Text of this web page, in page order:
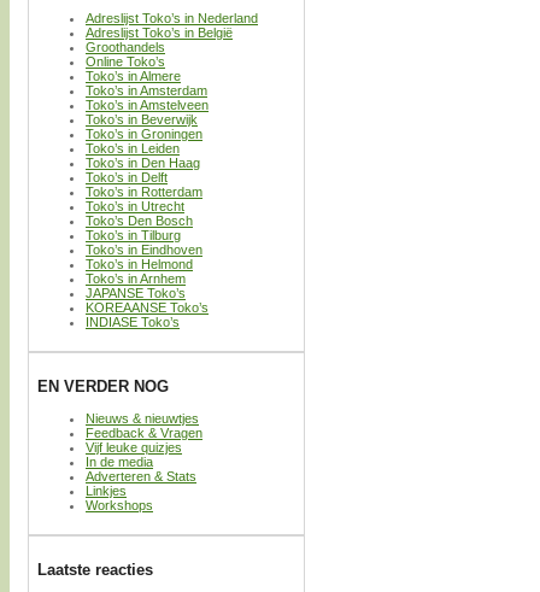
Adreslijst Toko’s in Nederland
Adreslijst Toko’s in België
Groothandels
Online Toko’s
Toko’s in Almere
Toko’s in Amsterdam
Toko’s in Amstelveen
Toko’s in Beverwijk
Toko’s in Groningen
Toko’s in Leiden
Toko’s in Den Haag
Toko’s in Delft
Toko’s in Rotterdam
Toko’s in Utrecht
Toko’s Den Bosch
Toko’s in Tilburg
Toko’s in Eindhoven
Toko’s in Helmond
Toko’s in Arnhem
JAPANSE Toko’s
KOREAANSE Toko’s
INDIASE Toko’s
EN VERDER NOG
Nieuws & nieuwtjes
Feedback & Vragen
Vijf leuke quizjes
In de media
Adverteren & Stats
Linkjes
Workshops
Laatste reacties